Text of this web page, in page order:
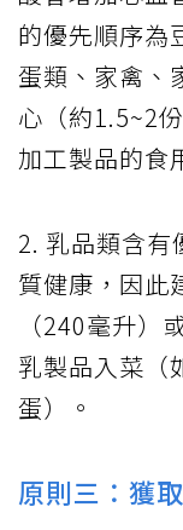
的優先順序為
蛋類、家禽、
心（約1.5~2
加工製品的食
2. 乳品類含有
質健康，因此
（240毫升）
乳製品入菜（
蛋）。
原則三：獲